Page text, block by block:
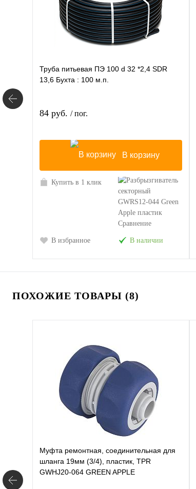
Труба питьевая ПЭ 100 d 32 *2,4 SDR
13,6 Бухта : 100 м.п.
84 руб. / пог.
В корзину
Купить в 1 клик
Сравнение
В избранное В наличии
ПОХОЖИЕ ТОВАРЫ (8)
Муфта ремонтная, соединительная для
шланга 19мм (3/4), пластик, TPR
GWHJ20-064 GREEN APPLE